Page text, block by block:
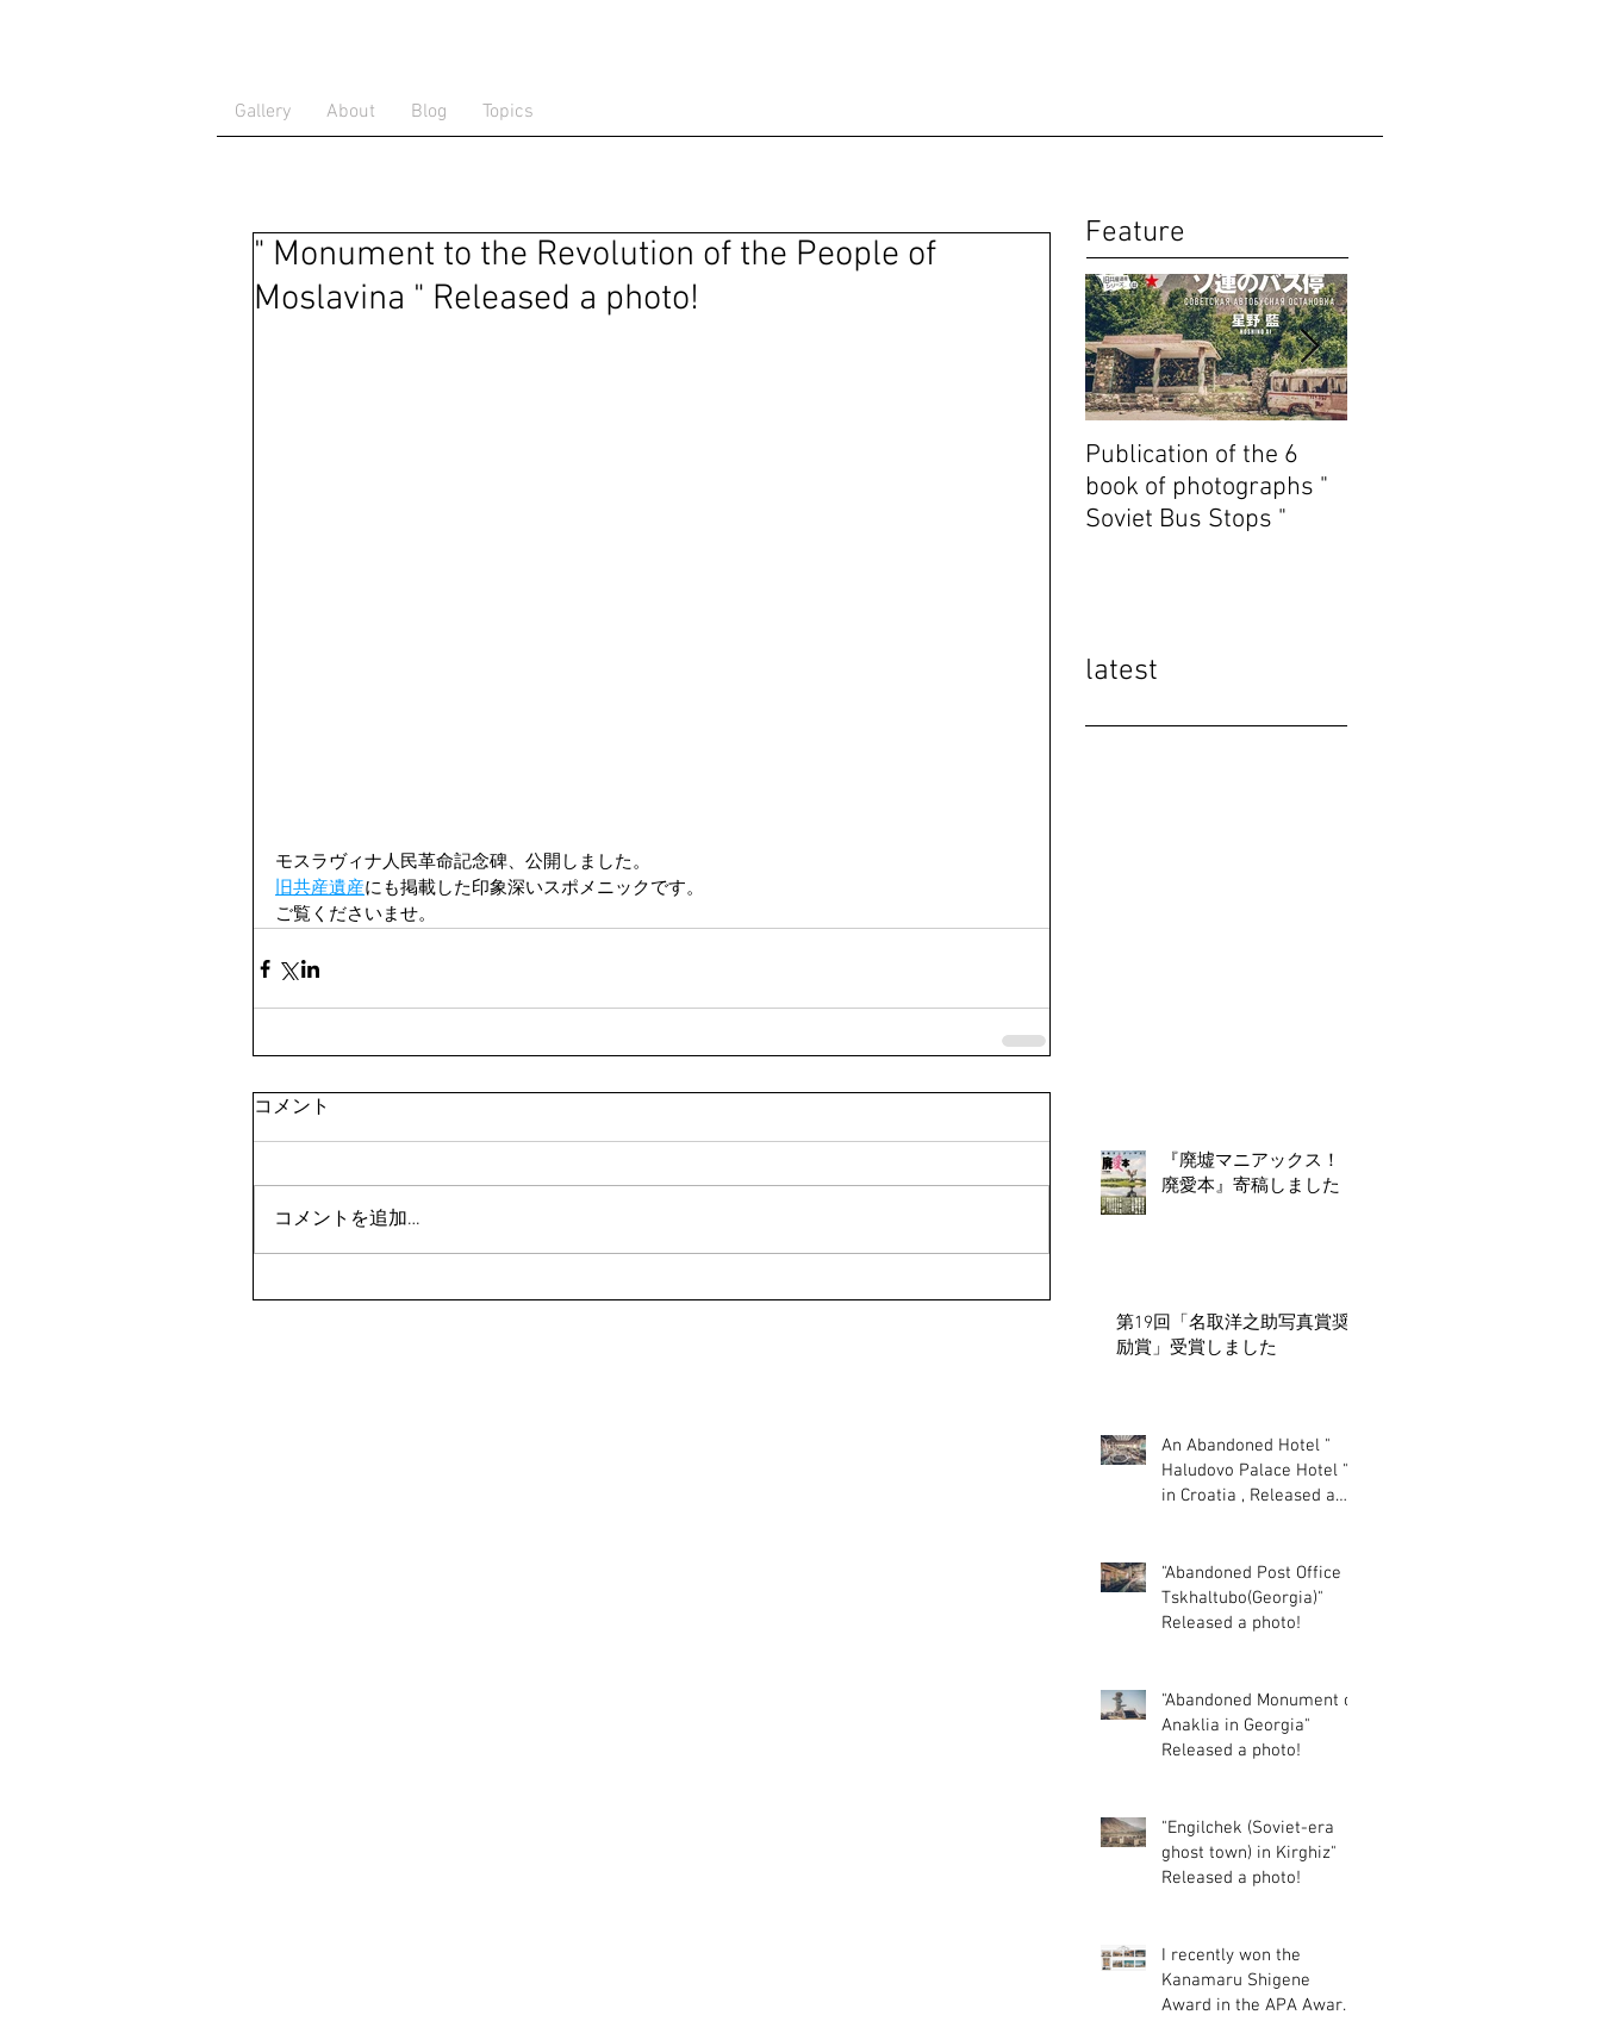
Gallery About Blog Topics
" Monument to the Revolution of the People of
Moslavina " Released a photo!
モスラヴィナ人民革命記念碑、公開しました。
旧共産遺産にも掲載した印象深いスポメニックです。
ご覧くださいませ。
コメント
コメントを追加…
Feature
Publication of the 6
book of photographs "
Soviet Bus Stops "
latest
『廃墟マニアックス！
廃愛本』寄稿しました
第19回「名取洋之助写真賞奨
励賞」受賞しました
An Abandoned Hotel "
Haludovo Palace Hotel "
in Croatia , Released a
"Abandoned Post Office in
Tskhaltubo(Georgia)"
Released a photo!
"Abandoned Monument of
Anaklia in Georgia"
Released a photo!
"Engilchek (Soviet-era
ghost town) in Kirghiz"
Released a photo!
I recently won the
Kanamaru Shigene
Award in the APA Award